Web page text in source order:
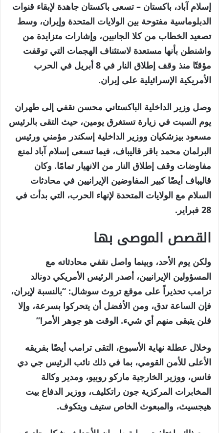
إسلام آباد، باكستان –تسعى باكستان جاهدة لإبقاء قنوات
الدبلوماسية مفتوحة بين الولايات المتحدة وإيران، وسط
تصعيد الخطاب من كلا الجانبين، وإشارات متزايدة من
واشنطن بأنها مستعدة لاستئناف الهجمات التي توقفت
مؤقتًا منذ وقف إطلاق النار في 8 أبريل في الحرب
الأمريكية الإسرائيلية على إيران.
وصل وزير الداخلية الباكستاني محسن نقفي إلى طهران
يوم السبت في زيارة تستغرق يومين، حيث التقى بالرئيس
مسعود بيزشكيان ووزير الداخلية إسكندر مؤمني ورئيس
البرلمان محمد باقر قاليباف، فيما تسعى إسلام آباد لمنع
مفاوضات وقف إطلاق النار من الانهيار تمامًا. وكان
قاليباف أيضًا كبير المفاوضين الإيرانيين في محادثات
السلام مع الولايات المتحدة لإنهاء الحرب، التي بدأت في
28 فبراير.
القصص الموصى بها
قائمة
من
4
عناصر
نهاية
القائمة
ولكن يوم الأحد، وبينما واصل نقفي محادثاته مع
المسؤولين الإيرانيين، أصدر الرئيس الأمريكي دونالد
ترامب تحذيراً على موقع تروث سوشال: “بالنسبة لإيران،
فإن الساعة تدق، ومن الأفضل أن يتحركوا بسرعة، وإلا
فلن يتبقى منهم أي شيء. الوقت هو جوهر الأمر!”
وخلال عطلة نهاية الأسبوع، التقى ترامب أيضًا بفريقه
الأعلى للأمن القومي، بما في ذلك نائب الرئيس جي دي
فانس، ووزير الخارجية ماركو روبيو، ومدير وكالة
المخابرات المركزية جون راتكليف، ووزير الدفاع بيت
هيجسيث، والمبعوث الخاص ستيف ويتكوف.